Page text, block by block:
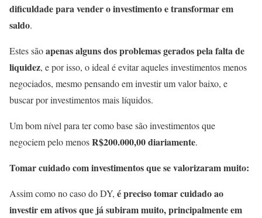
dificuldade para vender o investimento e transformar em
saldo.
Estes sãoapenas alguns dos problemas gerados pela falta de
liquidez, e por isso, o ideal é evitar aqueles investimentos menos
negociados, mesmo pensando em investir um valor baixo, e
buscar por investimentos mais líquidos.
Um bom nível para ter como base são investimentos que
negociem pelo menosR$200.000,00 diariamente.
Tomar cuidado com investimentos que se valorizaram muito:
Assim como no caso do DY, é preciso tomar cuidado ao
investir em ativos que já subiram muito, principalmente em